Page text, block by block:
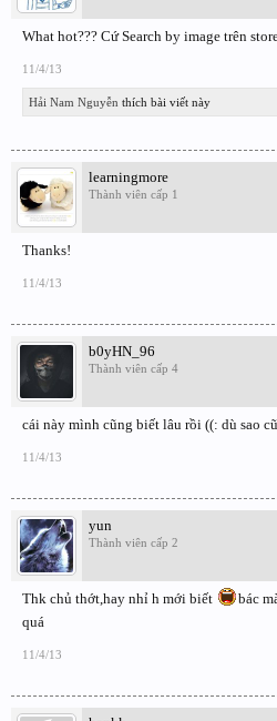
What hot??? Cứ Search by image trên
11/4/13
Hải Nam Nguyễn thích bài viết này
learningmore
Thành viên cấp 1
Thanks!
11/4/13
b0yHN_96
Thành viên cấp 4
cái này mình cũng biết lâu rồi ((: dù sao
11/4/13
yun
Thành viên cấp 2
Thk chủ thớt,hay nhỉ h mới biết
bác
quá
11/4/13